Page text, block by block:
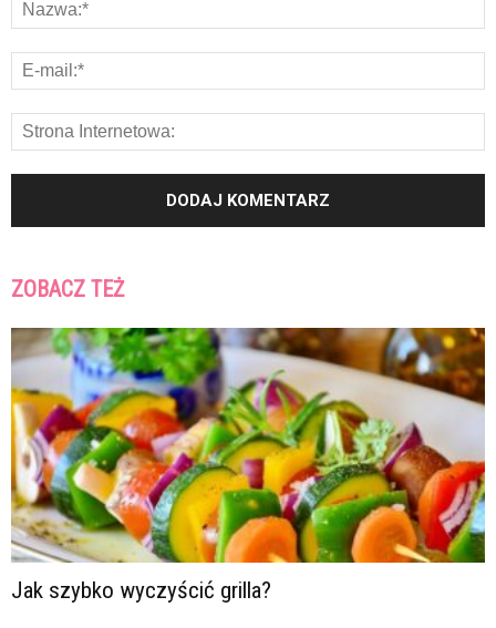
ZOBACZ TEŻ
Jak szybko wyczyścić grilla?